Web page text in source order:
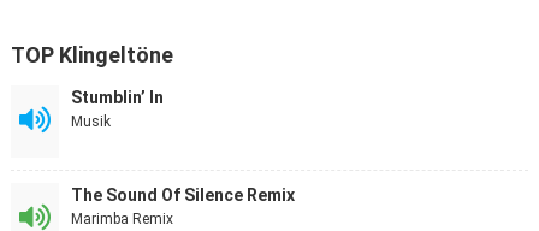
TOP Klingeltöne
Stumblin’ In
Musik
The Sound Of Silence Remix
Marimba Remix